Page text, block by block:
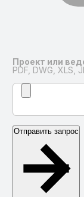
Проект или
PDF, DWG,
Отправить запрос